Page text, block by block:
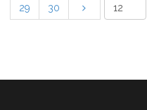
29 30